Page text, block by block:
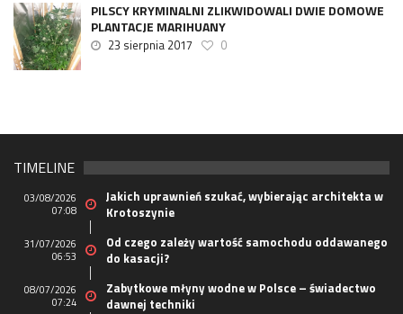
PILSCY KRYMINALNI ZLIKWIDOWALI DWIE DOMOWE
PLANTACJE MARIHUANY
23 sierpnia 2017 0
TIMELINE
03/08/2026
07:08
Jakich uprawnień szukać, wybierając architekta w
Krotoszynie
31/07/2026
06:53
Od czego zależy wartość samochodu oddawanego
do kasacji?
08/07/2026
07:24
Zabytkowe młyny wodne w Polsce – świadectwo
dawnej techniki